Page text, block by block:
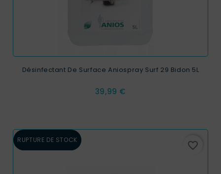
Désinfectant De Surface Aniospray Surf 29 Bidon 5L
Prix
39,99 €
RUPTURE DE STOCK favorite_border